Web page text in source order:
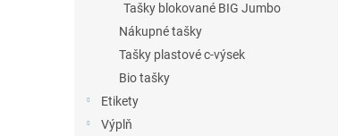
Tašky blokované BIG Jumbo
Nákupné tašky
Tašky plastové c-výsek
Bio tašky
Etikety
Výplň